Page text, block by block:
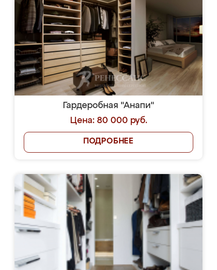
Гардеробная "Анапи"
Цена: 80 000 руб.
ПОДРОБНЕЕ